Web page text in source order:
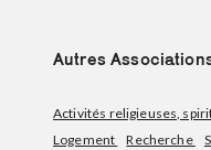
Autres
Activités religieuses,
Logement
Recherche